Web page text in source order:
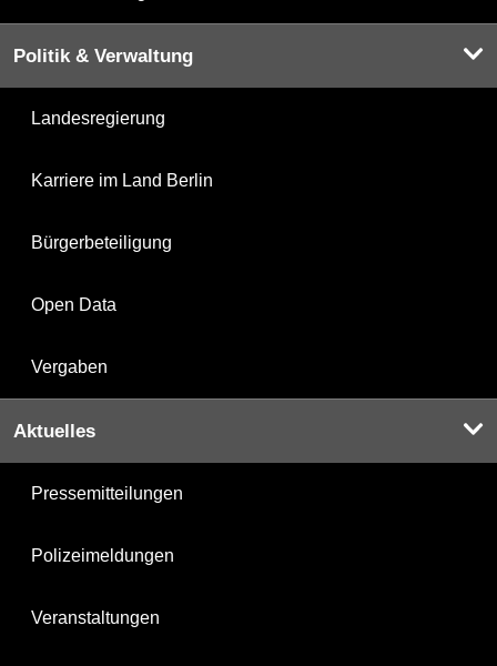
Politik & Verwaltung
Landesregierung
Karriere im Land Berlin
Bürgerbeteiligung
Open Data
Vergaben
Aktuelles
Pressemitteilungen
Polizeimeldungen
Veranstaltungen